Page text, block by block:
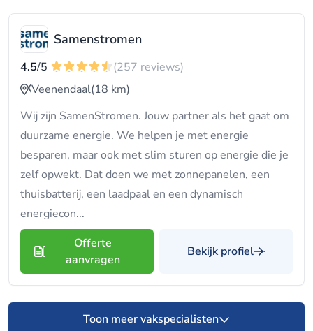
Samenstromen
4.5/5
(257 reviews)
Veenendaal(18 km)
Wij zijn SamenStromen. Jouw partner als het gaat om
duurzame energie. We helpen je met energie
besparen, maar ook met slim sturen op energie die je
zelf opwekt. Dat doen we met zonnepanelen, een
thuisbatterij, een laadpaal en een dynamisch
energiecon...
Offerte
aanvragen
Bekijk profiel
Toon meer vakspecialisten